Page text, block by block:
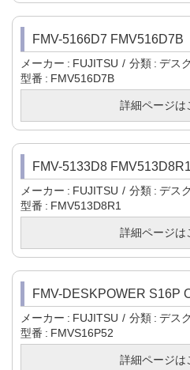
FMV-5166D7 FMV516D7B
メーカー FUJITSU 分類
デス
型番
FMV516D7B
詳細ページは
FMV-5133D8 FMV513D8R1
メーカー FUJITSU 分類
デス
型番
FMV513D8R1
詳細ページは
FMV-DESKPOWER S16P
メーカー FUJITSU 分類
デス
型番
FMVS16P52
詳細ページは